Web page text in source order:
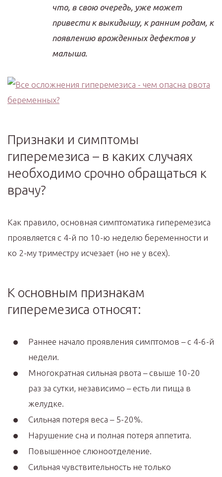
что, в свою очередь, уже может
привести к выкидышу, к ранним родам, к
появлению врожденных дефектов у
малыша.
Признаки и симптомы
гиперемезиса – в каких случаях
необходимо срочно обращаться к
врачу?
Как правило, основная симптоматика гиперемезиса
проявляется с 4-й по 10-ю неделю беременности и
ко 2-му триместру исчезает (но не у всех).
К основным признакам
гиперемезиса относят:
Раннее начало проявления симптомов – с 4-6-й
недели.
Многократная сильная рвота – свыше 10-20
раз за сутки, независимо – есть ли пища в
желудке.
Сильная потеря веса – 5-20%.
Нарушение сна и полная потеря аппетита.
Повышенное слюноотделение.
Сильная чувствительность не только